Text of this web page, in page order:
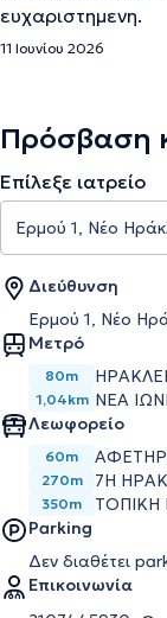
ευχαριστημενη.
11 Ιουνίου 2026
Πρόσβαση
Επίλεξε ιατρείο
Διεύθυνση
Ερμού 1, Νέο
Μετρό
80m
1,04km ΝΈΑ
Λεωφορείο
60m
270m 7Η
350m
ΤΟΠΙΚΗ
Parking
Δεν διαθέτει
Επικοινωνία